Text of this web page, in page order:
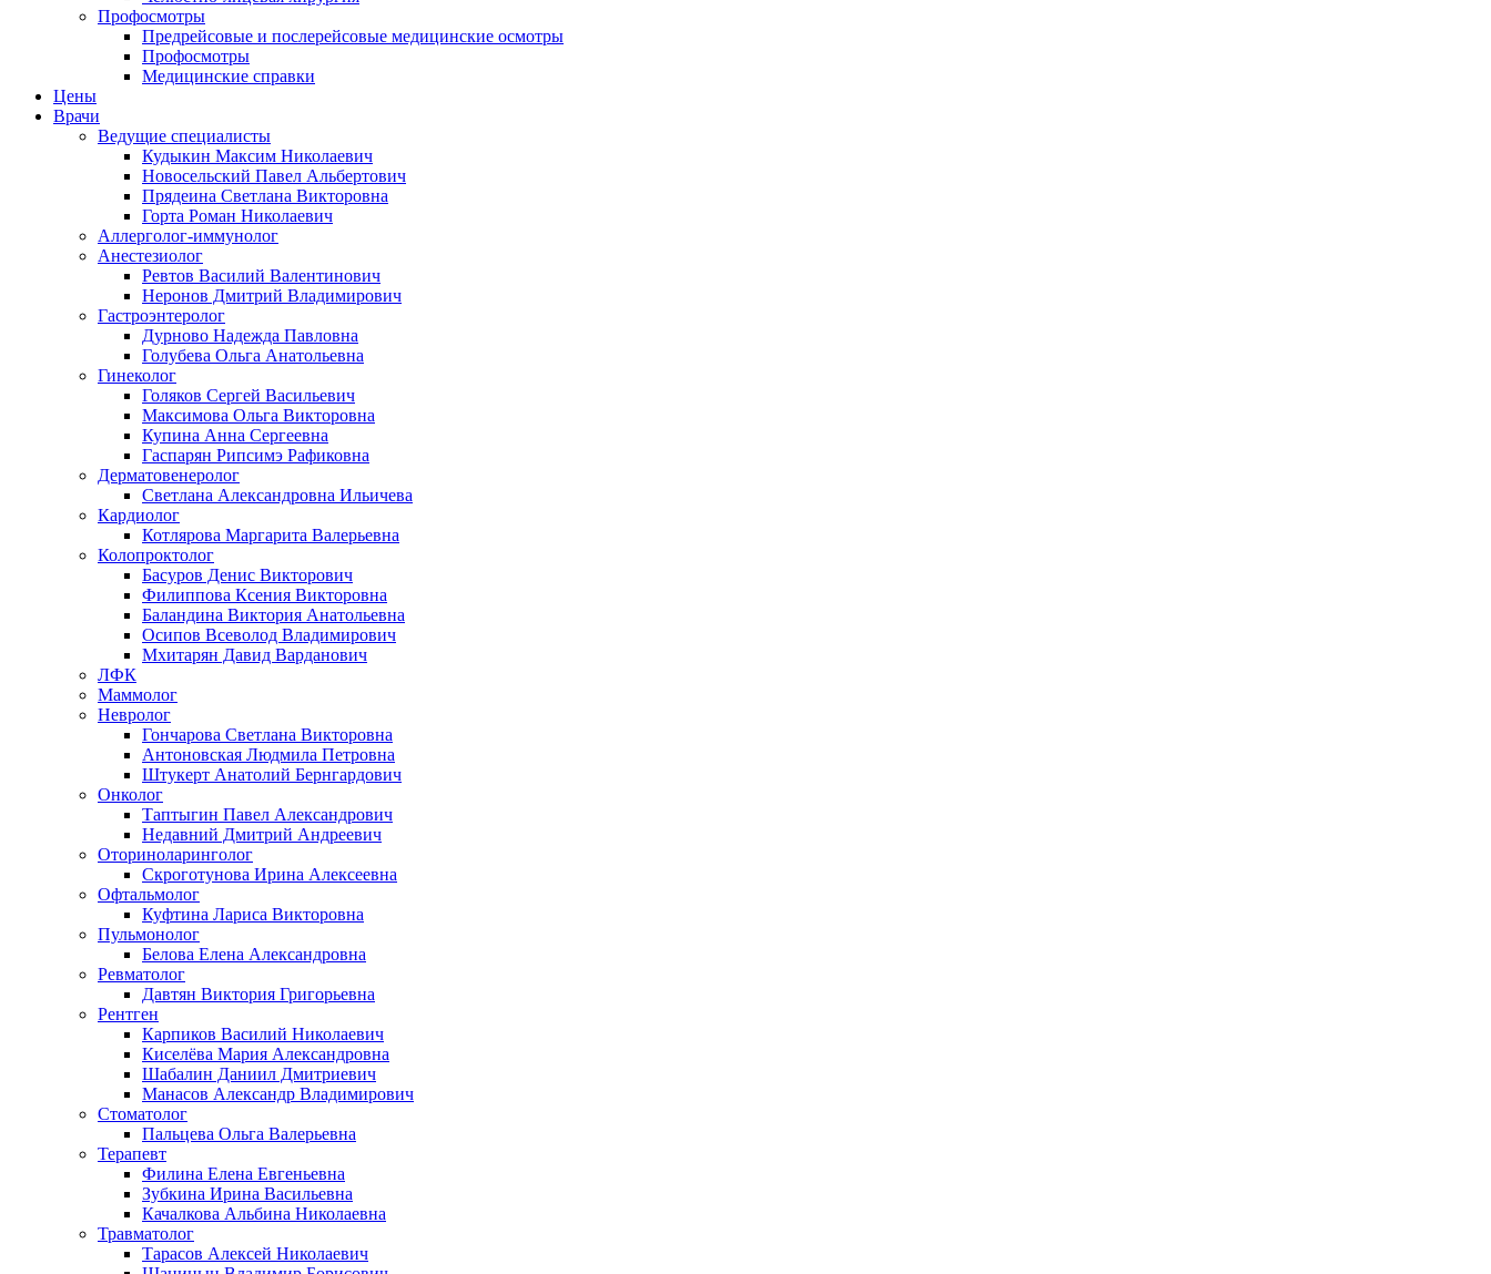
Профосмотры
Предрейсовые и послерейсовые медицинские осмотры
Профосмотры
Медицинские справки
Цены
Врачи
Ведущие специалисты
Кудыкин Максим Николаевич
Новосельский Павел Альбертович
Прядеина Светлана Викторовна
Горта Роман Николаевич
Аллерголог-иммунолог
Анестезиолог
Ревтов Василий Валентинович
Неронов Дмитрий Владимирович
Гастроэнтеролог
Дурново Надежда Павловна
Голубева Ольга Анатольевна
Гинеколог
Голяков Сергей Васильевич
Максимова Ольга Викторовна
Купина Анна Сергеевна
Гаспарян Рипсимэ Рафиковна
Дерматовенеролог
Светлана Александровна Ильичева
Кардиолог
Котлярова Маргарита Валерьевна
Колопроктолог
Басуров Денис Викторович
Филиппова Ксения Викторовна
Баландина Виктория Анатольевна
Осипов Всеволод Владимирович
Мхитарян Давид Варданович
ЛФК
Маммолог
Невролог
Гончарова Светлана Викторовна
Антоновская Людмила Петровна
Штукерт Анатолий Бернгардович
Онколог
Таптыгин Павел Александрович
Недавний Дмитрий Андреевич
Оториноларинголог
Скроготунова Ирина Алексеевна
Офтальмолог
Куфтина Лариса Викторовна
Пульмонолог
Белова Елена Александровна
Ревматолог
Давтян Виктория Григорьевна
Рентген
Карпиков Василий Николаевич
Киселёва Мария Александровна
Шабалин Даниил Дмитриевич
Манасов Александр Владимирович
Стоматолог
Пальцева Ольга Валерьевна
Терапевт
Филина Елена Евгеньевна
Зубкина Ирина Васильевна
Качалкова Альбина Николаевна
Травматолог
Тарасов Алексей Николаевич